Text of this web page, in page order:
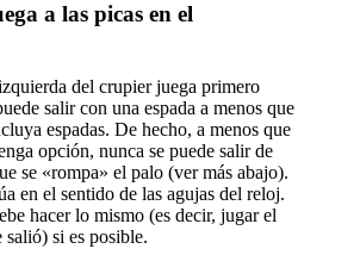
a las picas en el
del crupier juega primero
salir con una espada a menos que
espadas. De hecho, a menos que
opción, nunca se puede salir de
se «rompa» el palo (ver más abajo).
en el sentido de las agujas del reloj.
hacer lo mismo (es decir, jugar el
si es posible.